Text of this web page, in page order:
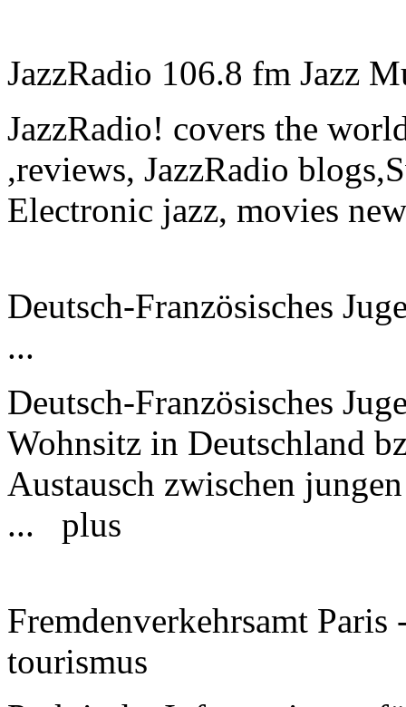
JazzRadio 106.8 fm Jazz
JazzRadio! covers the
,reviews, JazzRadio
Electronic jazz, movies
Deutsch-Französisches
...
Deutsch-Französisches
Wohnsitz in Deutschland
Austausch zwischen
...
plus
Fremdenverkehrsamt
tourismus